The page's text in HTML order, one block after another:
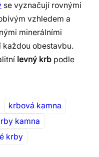
se vyznačují rovnými
vzhledem a
minerálními
obestavbu.
levný krb podle
krbová kamna
kamna
krby